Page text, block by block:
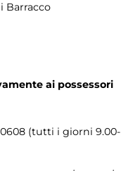
Barracco
ai possessori
(tutti i giorni 9.00-